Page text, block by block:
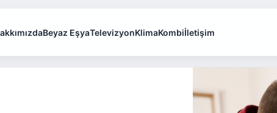
Beyaz EşyaTelevizyonKlimaKombiİletişim